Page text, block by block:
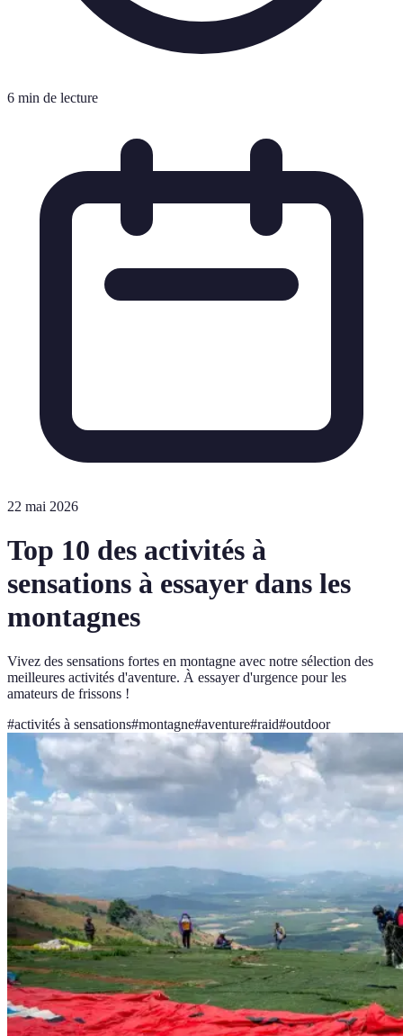
6 min de lecture
22 mai 2026
Top 10 des activités à
sensations à essayer dans les
montagnes
Vivez des sensations fortes en montagne avec notre sélection des
meilleures activités d'aventure. À essayer d'urgence pour les
amateurs de frissons !
#activités à sensations#montagne#aventure#raid#outdoor